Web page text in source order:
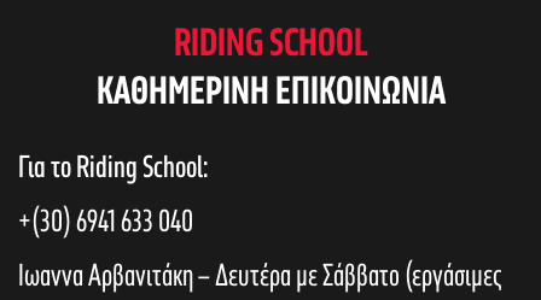
RIDING SCHOOL
KAΘΗΜΕΡΙΝΗ ΕΠΙΚΟΙΝΩΝΙΑ
Για το Riding School:
+(30) 6941 633 040
Ιωαννα Αρβανιτάκη – Δευτέρα με Σάββατο (εργάσιμες